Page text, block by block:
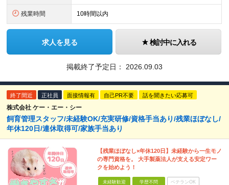
残業時間 10時間以内
求人を見る 検討中に入れる
掲載終了予定日： 2026.09.03
終了間近 正社員 面接情報有 自己PR不要 話を聞きたい応募可
株式会社 ケー・エー・シー
飼育管理スタッフ/未経験OK/充実研修/資格手当あり/残業ほぼなし/
年休120日/連休取得可/家族手当あり
【残業ほぼなし×年休120日】未経験から一生モノ
の専門資格を。 大手製薬法人が支える安定ワー
クを始めよう！
未経験歓迎 学歴不問 ベテランOK